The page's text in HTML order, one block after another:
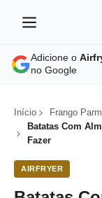
Adicione o
no Google
Início Frango
Batatas Com
Fazer
AIRFRYER